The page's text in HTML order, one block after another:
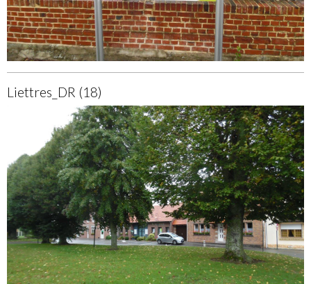
Liettres_DR (18)